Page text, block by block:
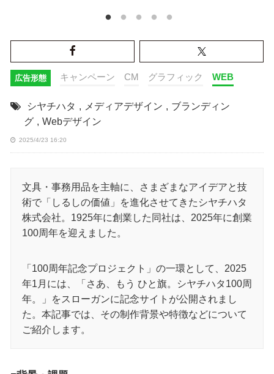
広告形態 キャンペーン CM グラフィック WEB
シヤチハタ , メディアデザイン , ブランディン
グ , Webデザイン
2025/4/23 16:20
文具・事務用品を主軸に、さまざまなアイデアと技
術で「しるしの価値」を進化させてきたシヤチハタ
株式会社。1925年に創業した同社は、2025年に創業
100周年を迎えました。
「100周年記念プロジェクト」の一環として、2025
年1月には、「さあ、もう ひと旗。シヤチハタ100周
年。」をスローガンに記念サイトが公開されまし
た。本記事では、その制作背景や特徴などについて
ご紹介します。